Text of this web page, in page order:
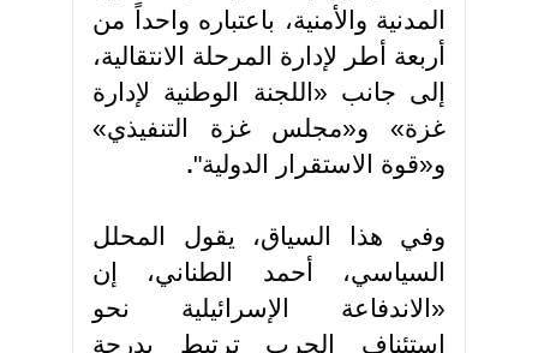
المدنية والأمنية، باعتباره واحداً من
أربعة أطر لإدارة المرحلة الانتقالية،
إلى جانب «اللجنة الوطنية لإدارة
غزة» و«مجلس غزة التنفيذي»
و«قوة الاستقرار الدولية".
وفي هذا السياق، يقول المحلل
السياسي، أحمد الطناني، إن
«الاندفاعة الإسرائيلية نحو
استئناف الحرب ترتبط بدرجة